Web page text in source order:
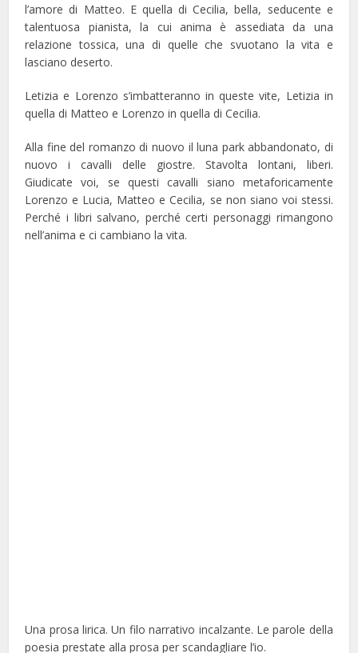
l’amore di Matteo. E quella di Cecilia, bella, seducente e
talentuosa pianista, la cui anima è assediata da una
relazione tossica, una di quelle che svuotano la vita e
lasciano deserto.
Letizia e Lorenzo s’imbatteranno in queste vite, Letizia in
quella di Matteo e Lorenzo in quella di Cecilia.
Alla fine del romanzo di nuovo il luna park abbandonato, di
nuovo i cavalli delle giostre. Stavolta lontani, liberi.
Giudicate voi, se questi cavalli siano metaforicamente
Lorenzo e Lucia, Matteo e Cecilia, se non siano voi stessi.
Perché i libri salvano, perché certi personaggi rimangono
nell’anima e ci cambiano la vita.
Una prosa lirica. Un filo narrativo incalzante. Le parole della
poesia prestate alla prosa per scandagliare l’io.